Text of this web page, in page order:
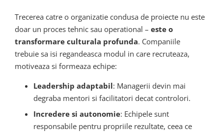
Trecerea catre o organizatie condusa de proiecte nu este
doar un proces tehnic sau operational – este o
transformare culturala profunda. Companiile
trebuie sa isi regandeasca modul in care recruteaza,
motiveaza si formeaza echipe:
Leadership adaptabil: Managerii devin mai
degraba mentori si facilitatori decat controlori.
Incredere si autonomie: Echipele sunt
responsabile pentru propriile rezultate, ceea ce